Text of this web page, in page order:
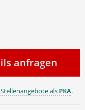
anfragen
Stellenangebote als PKA.